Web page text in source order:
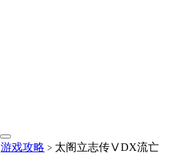
游戏攻略 > 太阁立志传ⅤDX流亡